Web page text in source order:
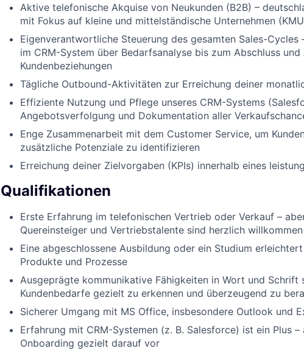
Aktive telefonische Akquise von Neukunden (B2B) –
mit Fokus auf kleine und mittelständische Unternehmen
Eigenverantwortliche Steuerung des gesamten Sales-
im CRM-System über Bedarfsanalyse bis zum Abschluss und
Kundenbeziehungen
Tägliche Outbound-Aktivitäten zur Erreichung deiner
Effiziente Nutzung und Pflege unseres CRM-Systems
Angebotsverfolgung und Dokumentation aller
Enge Zusammenarbeit mit dem Customer Service, um
zusätzliche Potenziale zu identifizieren
Erreichung deiner Zielvorgaben (KPIs) innerhalb eines
Qualifikationen
Erste Erfahrung im telefonischen Vertrieb oder Verkauf –
Quereinsteiger und Vertriebstalente sind herzlich willkommen
Eine abgeschlossene Ausbildung oder ein Studium
Produkte und Prozesse
Ausgeprägte kommunikative Fähigkeiten in Wort und Schrift
Kundenbedarfe gezielt zu erkennen und überzeugend zu
Sicherer Umgang mit MS Office, insbesondere Outlook und
Erfahrung mit CRM-Systemen (z. B. Salesforce) ist ein Plus
Onboarding gezielt darauf vor